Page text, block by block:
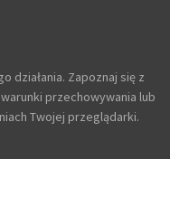
działania. Zapoznaj się z
przechowywania lub
Twojej przeglądarki.